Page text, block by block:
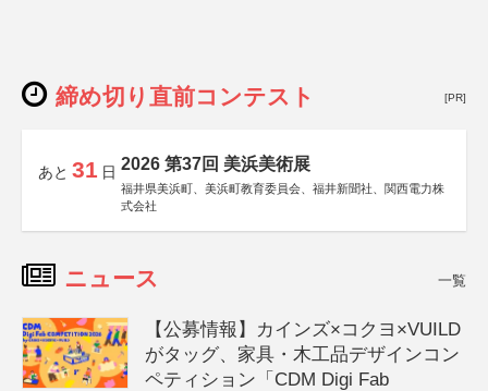
締め切り直前コンテスト [PR]
あと 31 日 2026 第37回 美浜美術展
福井県美浜町、美浜町教育委員会、福井新聞社、関西電力株
式会社
ニュース 一覧
【公募情報】カインズ×コクヨ×VUILD
がタッグ、家具・木工品デザインコン
ペティション「CDM Digi Fab